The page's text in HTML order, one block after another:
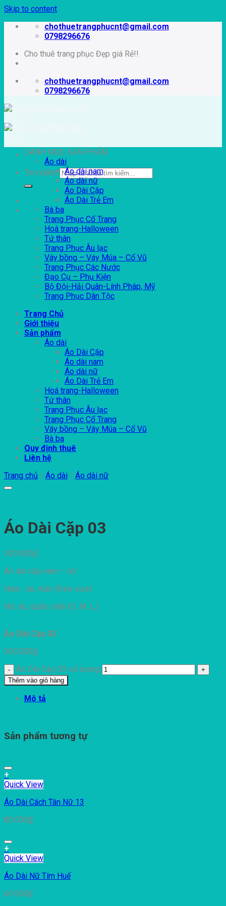
Skip to content
chothuetrangphucnt@gmail.com
0798296676
Cho thuê trang phục Đẹp giá Rẻ!!
chothuetrangphucnt@gmail.com
0798296676
Tìm kiếm:
DANH MỤC SẢN PHẨM
Áo dài
Áo dài nam
Áo dài nữ
Áo Dài Cặp
Áo Dài Trẻ Em
Bà ba
Trang Phục Cổ Trang
Hoá trang-Halloween
Tứ thân
Trang Phục Âu lạc
Váy bồng – Váy Múa – Cổ Vũ
Trang Phục Các Nước
Đạo Cụ – Phụ Kiện
Bộ Đội-Hải Quân-Lính Pháp, Mỹ
Trang Phục Dân Tộc
Trang Chủ
Giới thiệu
Sản phẩm
Áo dài
Áo Dài Cặp
Áo dài nam
Áo dài nữ
Áo Dài Trẻ Em
Hoá trang-Halloween
Tứ thân
Trang Phục Âu lạc
Trang Phục Cổ Trang
Váy bồng – Váy Múa – Cổ Vũ
Bà ba
Quy định thuê
Liên hệ
Trang chủ / Áo dài / Áo dài nữ
Áo Dài Cặp 03
300.000₫
Áo dài cặp nam – nữ
Nam : áo, mấn (free size)
Nữ: áo, quần, mấn (S, M, L,)
Áo Dài Cặp 03
300.000₫
Áo Dài Cặp 03 số lượng
Thêm vào giỏ hàng
Mô tả
Sản phẩm tương tự
+
Quick View
Áo Dài Cách Tân Nữ 13
80.000₫
+
Quick View
Áo Dài Nữ Tím Huế
60.000₫